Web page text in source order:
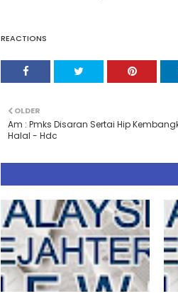
REACTIONS
OLDER
Am : Pmks Disaran Sertai Hip
Halal - Hdc